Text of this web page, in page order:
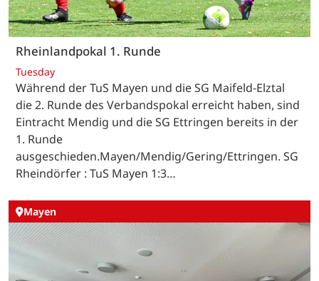
Rheinlandpokal 1. Runde
Tuesday
Während der TuS Mayen und die SG Maifeld-Elztal
die 2. Runde des Verbandspokal erreicht haben, sind
Eintracht Mendig und die SG Ettringen bereits in der
1. Runde
ausgeschieden.Mayen/Mendig/Gering/Ettringen. SG
Rheindörfer : TuS Mayen 1:3…
Mayen